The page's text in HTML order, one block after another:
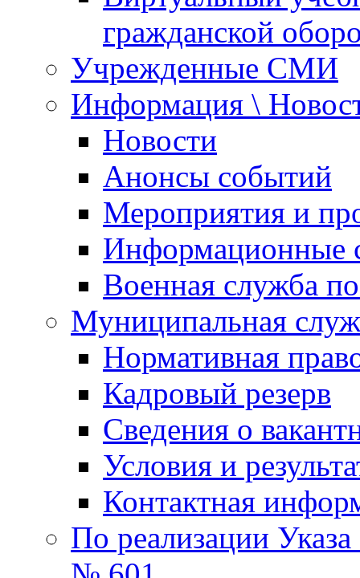
гражданской
Учрежденные СМИ
Информация \
Новости
Анонсы событий
Мероприятия и
Информационные
Военная служба
Муниципальная
Нормативная
Кадровый резерв
Сведения о
Условия и
Контактная
По реализации